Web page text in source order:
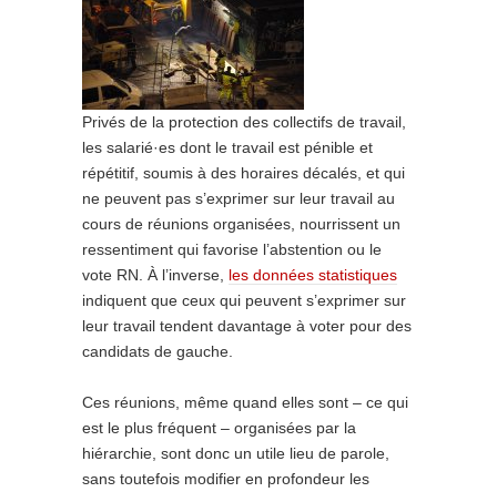
Privés de la protection des collectifs de travail,
les salarié·es dont le travail est pénible et
répétitif, soumis à des horaires décalés, et qui
ne peuvent pas s’exprimer sur leur travail au
cours de réunions organisées, nourrissent un
ressentiment qui favorise l’abstention ou le
vote RN. À l’inverse, les données statistiques
indiquent que ceux qui peuvent s’exprimer sur
leur travail tendent davantage à voter pour des
candidats de gauche.
Ces réunions, même quand elles sont – ce qui
est le plus fréquent – organisées par la
hiérarchie, sont donc un utile lieu de parole,
sans toutefois modifier en profondeur les